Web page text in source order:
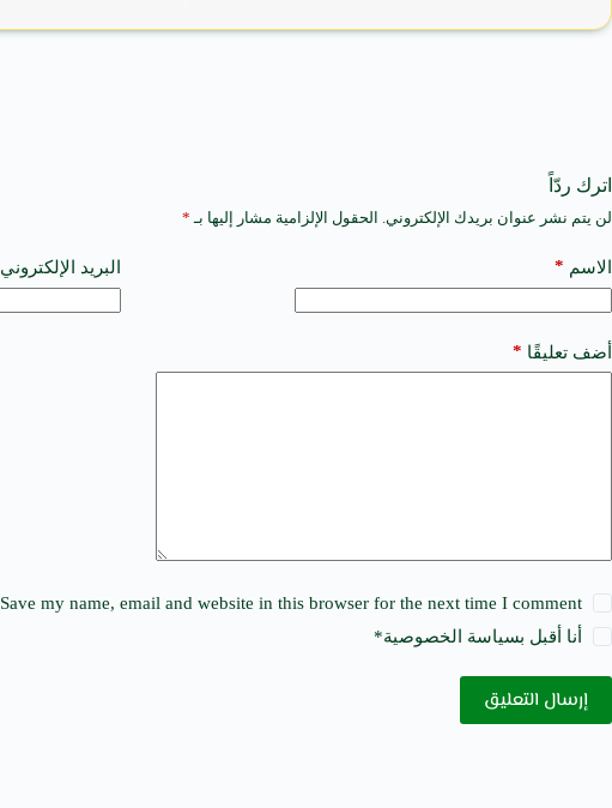
اترك ردّاً
لن يتم نشر عنوان بريدك الإلكتروني. الحقول الإلزامية مشار إليها بـ *
الاسم * البريد الإلكتروني
أضف تعليقًا *
Save my name, email and website in this browser for the next time I comment.
أنا أقبل بسياسة الخصوصية*
إرسال التعليق
A
t
e
a
t